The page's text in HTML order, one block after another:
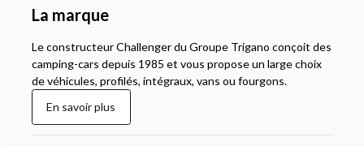
La marque
Le constructeur Challenger du Groupe Trigano conçoit des
camping-cars depuis 1985 et vous propose un large choix
de véhicules, profilés, intégraux, vans ou fourgons.
En savoir plus